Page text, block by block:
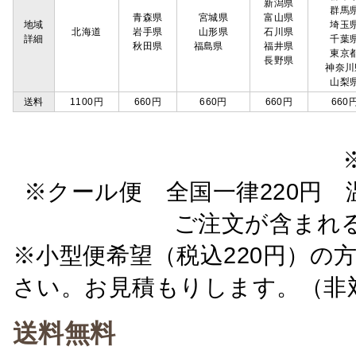
地域
詳細
北海道
青森県
岩手県
秋田県
宮城県
山形県
福島県
新潟県
富山県
石川県
福井県
長野県
群馬
埼玉
千葉
東京
神奈
山梨
送料
1100円 660円 660円 660円 660
※クール便 全国一律220円
ご注文が含ま
※小型便希望（税込220円）の
さい。お見積もりします。（非
送料無料